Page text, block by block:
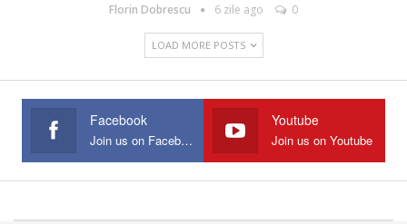
Florin Dobrescu 6 zile ago 0
LOAD MORE POSTS
Facebook
Join us on Facebook
Youtube
Join us on Youtube